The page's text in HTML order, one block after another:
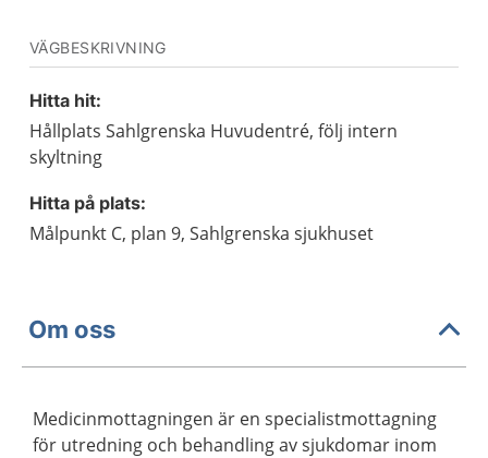
VÄGBESKRIVNING
Hitta hit:
Hållplats Sahlgrenska Huvudentré, följ intern
skyltning
Hitta på plats:
Målpunkt C, plan 9, Sahlgrenska sjukhuset
Om oss
Medicinmottagningen är en specialistmottagning
för utredning och behandling av sjukdomar inom